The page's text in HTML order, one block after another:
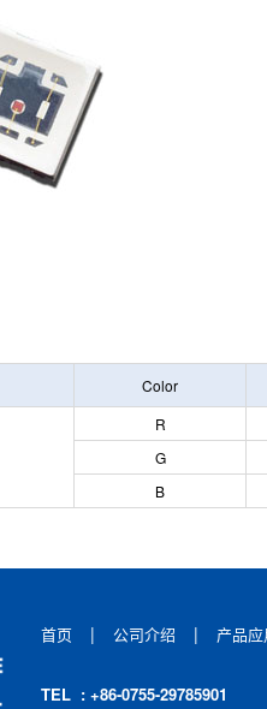
Color
R
G
B
首页 | 公司介绍 | 产品应
TEL : +86-0755-29785901